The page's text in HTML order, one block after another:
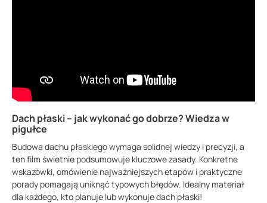
Dach płaski – jak wykonać go dobrze? Wiedza w
pigułce
Budowa dachu płaskiego wymaga solidnej wiedzy i precyzji, a
ten film świetnie podsumowuje kluczowe zasady. Konkretne
wskazówki, omówienie najważniejszych etapów i praktyczne
porady pomagają uniknąć typowych błędów. Idealny materiał
dla każdego, kto planuje lub wykonuje dach płaski!